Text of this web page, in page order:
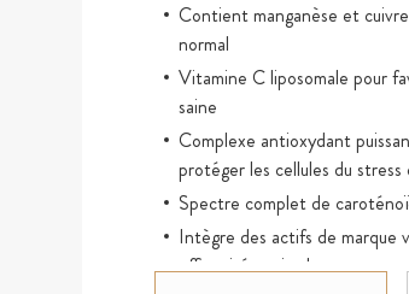
Contient manganèse et
normal
Vitamine C liposomale pour
saine
Complexe antioxydant
protéger les cellules du
Spectre complet de
Intègre des actifs de
efficacité optimale